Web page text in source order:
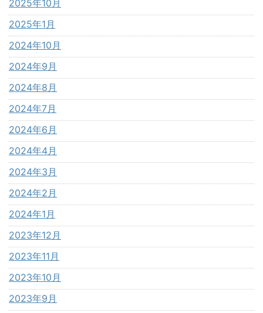
2025年10月
2025年1月
2024年10月
2024年9月
2024年8月
2024年7月
2024年6月
2024年4月
2024年3月
2024年2月
2024年1月
2023年12月
2023年11月
2023年10月
2023年9月